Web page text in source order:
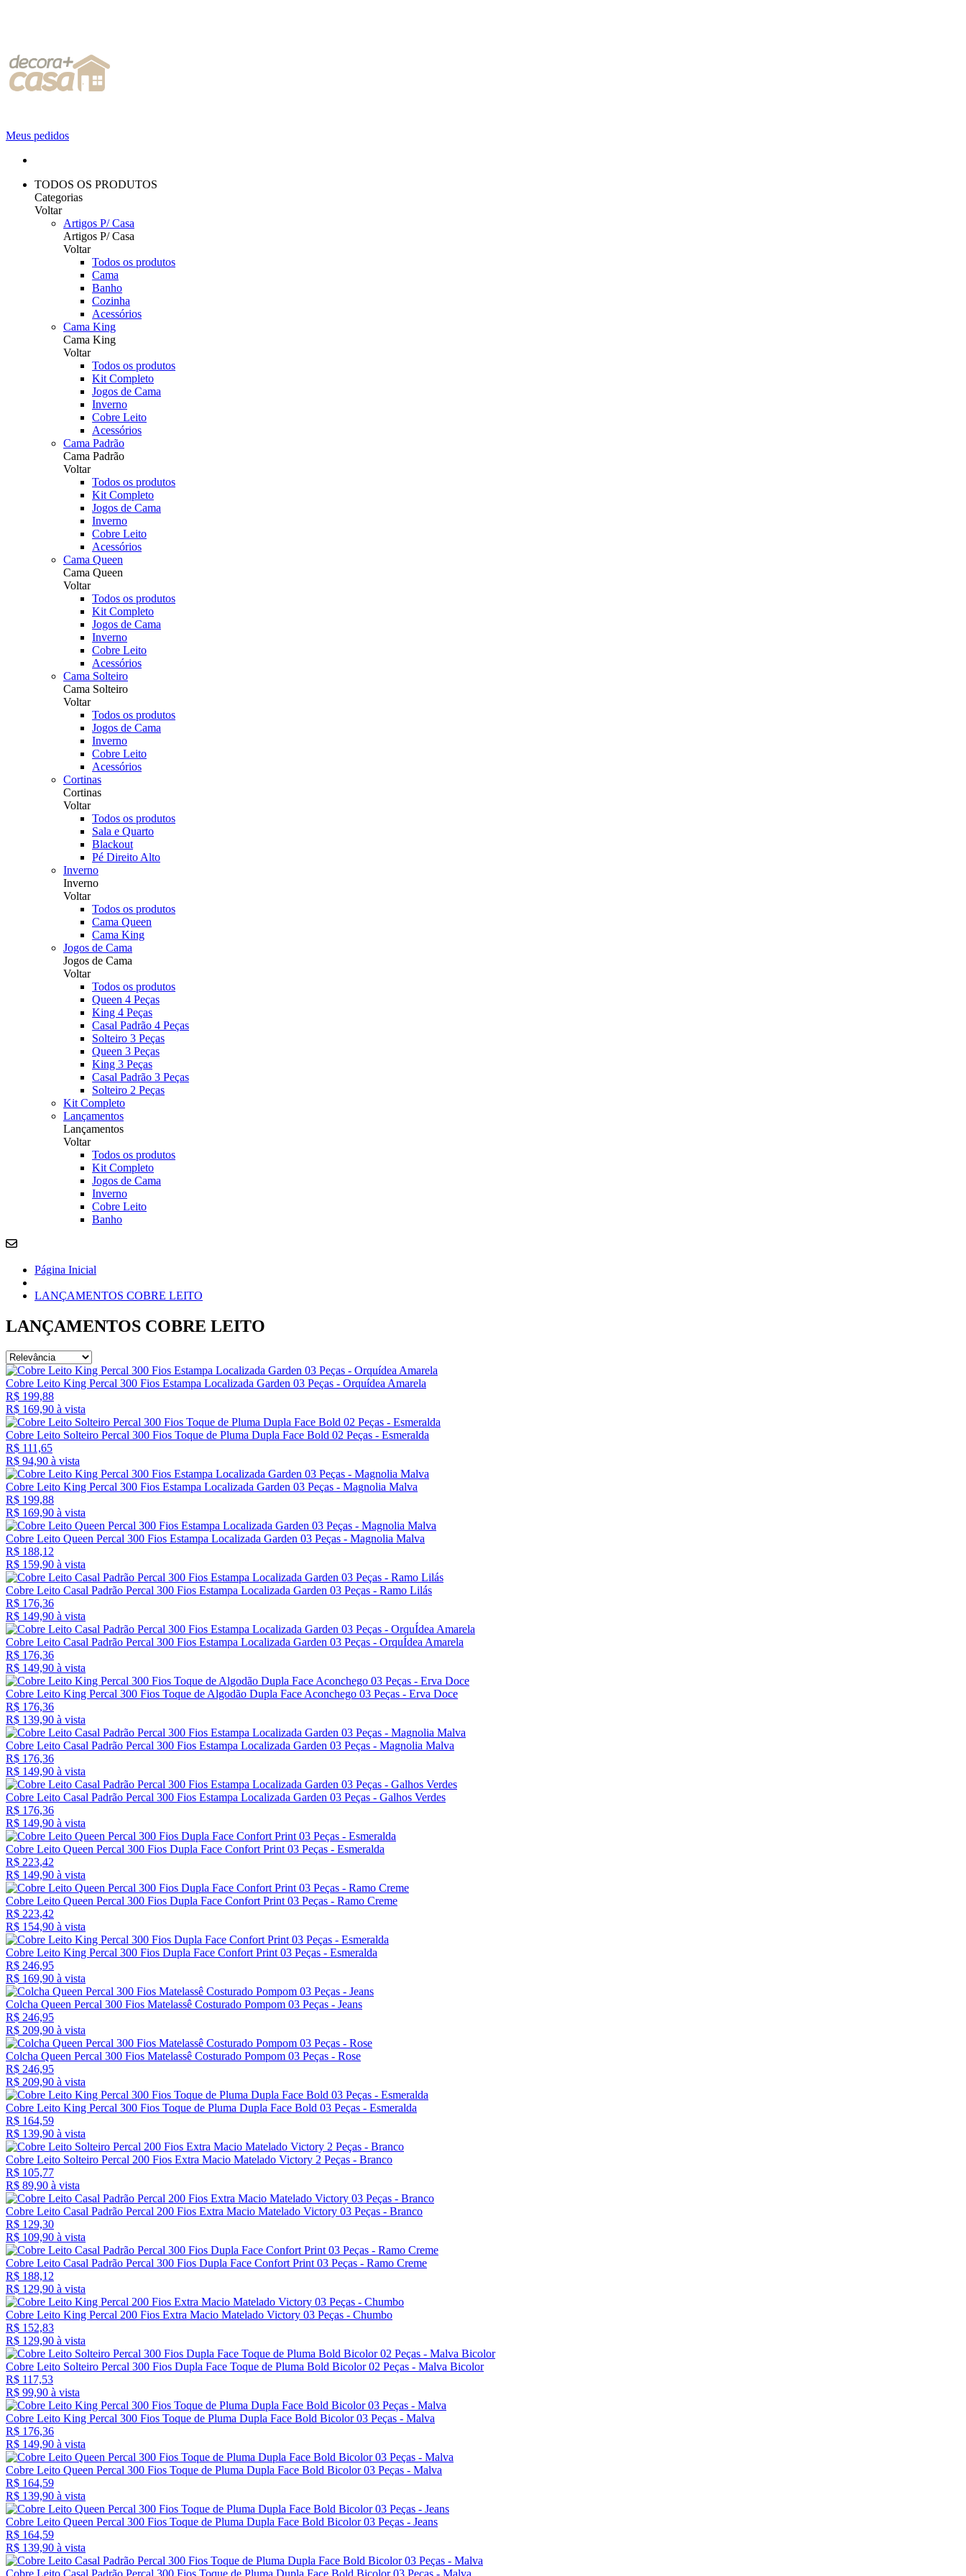
Meus pedidos
TODOS OS PRODUTOS
Categorias
Voltar
Artigos P/ Casa
Artigos P/ Casa
Voltar
Todos os produtos
Cama
Banho
Cozinha
Acessórios
Cama King
Cama King
Voltar
Todos os produtos
Kit Completo
Jogos de Cama
Inverno
Cobre Leito
Acessórios
Cama Padrão
Cama Padrão
Voltar
Todos os produtos
Kit Completo
Jogos de Cama
Inverno
Cobre Leito
Acessórios
Cama Queen
Cama Queen
Voltar
Todos os produtos
Kit Completo
Jogos de Cama
Inverno
Cobre Leito
Acessórios
Cama Solteiro
Cama Solteiro
Voltar
Todos os produtos
Jogos de Cama
Inverno
Cobre Leito
Acessórios
Cortinas
Cortinas
Voltar
Todos os produtos
Sala e Quarto
Blackout
Pé Direito Alto
Inverno
Inverno
Voltar
Todos os produtos
Cama Queen
Cama King
Jogos de Cama
Jogos de Cama
Voltar
Todos os produtos
Queen 4 Peças
King 4 Peças
Casal Padrão 4 Peças
Solteiro 3 Peças
Queen 3 Peças
King 3 Peças
Casal Padrão 3 Peças
Solteiro 2 Peças
Kit Completo
Lançamentos
Lançamentos
Voltar
Todos os produtos
Kit Completo
Jogos de Cama
Inverno
Cobre Leito
Banho
Página Inicial
LANÇAMENTOS COBRE LEITO
LANÇAMENTOS COBRE LEITO
Cobre Leito King Percal 300 Fios Estampa Localizada Garden 03 Peças - Orquídea Amarela
R$ 199,88
R$ 169,90 à vista
Cobre Leito Solteiro Percal 300 Fios Toque de Pluma Dupla Face Bold 02 Peças - Esmeralda
R$ 111,65
R$ 94,90 à vista
Cobre Leito King Percal 300 Fios Estampa Localizada Garden 03 Peças - Magnolia Malva
R$ 199,88
R$ 169,90 à vista
Cobre Leito Queen Percal 300 Fios Estampa Localizada Garden 03 Peças - Magnolia Malva
R$ 188,12
R$ 159,90 à vista
Cobre Leito Casal Padrão Percal 300 Fios Estampa Localizada Garden 03 Peças - Ramo Lilás
R$ 176,36
R$ 149,90 à vista
Cobre Leito Casal Padrão Percal 300 Fios Estampa Localizada Garden 03 Peças - OrquÍdea Amarela
R$ 176,36
R$ 149,90 à vista
Cobre Leito King Percal 300 Fios Toque de Algodão Dupla Face Aconchego 03 Peças - Erva Doce
R$ 176,36
R$ 139,90 à vista
Cobre Leito Casal Padrão Percal 300 Fios Estampa Localizada Garden 03 Peças - Magnolia Malva
R$ 176,36
R$ 149,90 à vista
Cobre Leito Casal Padrão Percal 300 Fios Estampa Localizada Garden 03 Peças - Galhos Verdes
R$ 176,36
R$ 149,90 à vista
Cobre Leito Queen Percal 300 Fios Dupla Face Confort Print 03 Peças - Esmeralda
R$ 223,42
R$ 149,90 à vista
Cobre Leito Queen Percal 300 Fios Dupla Face Confort Print 03 Peças - Ramo Creme
R$ 223,42
R$ 154,90 à vista
Cobre Leito King Percal 300 Fios Dupla Face Confort Print 03 Peças - Esmeralda
R$ 246,95
R$ 169,90 à vista
Colcha Queen Percal 300 Fios Matelassê Costurado Pompom 03 Peças - Jeans
R$ 246,95
R$ 209,90 à vista
Colcha Queen Percal 300 Fios Matelassê Costurado Pompom 03 Peças - Rose
R$ 246,95
R$ 209,90 à vista
Cobre Leito King Percal 300 Fios Toque de Pluma Dupla Face Bold 03 Peças - Esmeralda
R$ 164,59
R$ 139,90 à vista
Cobre Leito Solteiro Percal 200 Fios Extra Macio Matelado Victory 2 Peças - Branco
R$ 105,77
R$ 89,90 à vista
Cobre Leito Casal Padrão Percal 200 Fios Extra Macio Matelado Victory 03 Peças - Branco
R$ 129,30
R$ 109,90 à vista
Cobre Leito Casal Padrão Percal 300 Fios Dupla Face Confort Print 03 Peças - Ramo Creme
R$ 188,12
R$ 129,90 à vista
Cobre Leito King Percal 200 Fios Extra Macio Matelado Victory 03 Peças - Chumbo
R$ 152,83
R$ 129,90 à vista
Cobre Leito Solteiro Percal 300 Fios Dupla Face Toque de Pluma Bold Bicolor 02 Peças - Malva Bicolor
R$ 117,53
R$ 99,90 à vista
Cobre Leito King Percal 300 Fios Toque de Pluma Dupla Face Bold Bicolor 03 Peças - Malva
R$ 176,36
R$ 149,90 à vista
Cobre Leito Queen Percal 300 Fios Toque de Pluma Dupla Face Bold Bicolor 03 Peças - Malva
R$ 164,59
R$ 139,90 à vista
Cobre Leito Queen Percal 300 Fios Toque de Pluma Dupla Face Bold Bicolor 03 Peças - Jeans
R$ 164,59
R$ 139,90 à vista
Cobre Leito Casal Padrão Percal 300 Fios Toque de Pluma Dupla Face Bold Bicolor 03 Peças - Malva